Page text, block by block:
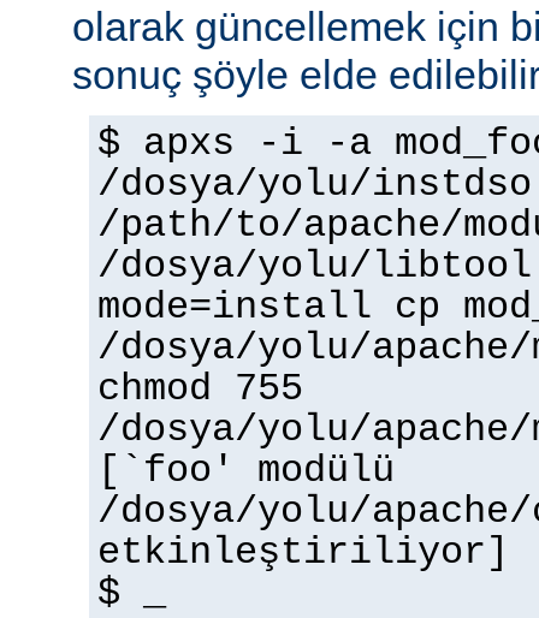
olarak güncellemek için
sonuç şöyle elde
$ apxs -i -a
/dosya/yolu/
/path/to/apache/
/dosya/yolu/
mode=install cp
/dosya/yolu/
chmod 755
/dosya/yolu/apache/
[`foo' modülü
/dosya/yolu/
etkinleştiriliyor]
$ _